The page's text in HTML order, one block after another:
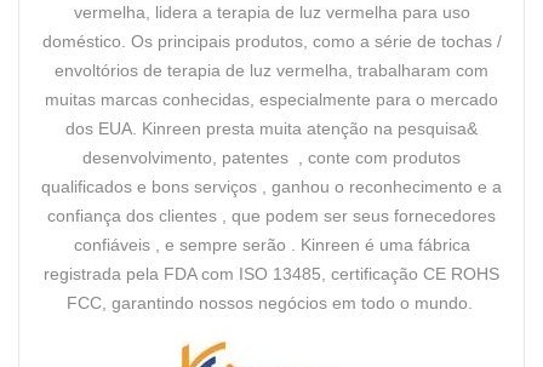
vermelha, lidera a terapia de luz vermelha para uso
doméstico. Os principais produtos, como a série de tochas /
envoltórios de terapia de luz vermelha, trabalharam com
muitas marcas conhecidas, especialmente para o mercado
dos EUA. Kinreen presta muita atenção na pesquisa&
desenvolvimento, patentes , conte com produtos
qualificados e bons serviços , ganhou o reconhecimento e a
confiança dos clientes , que podem ser seus fornecedores
confiáveis ​​, e sempre serão . Kinreen é uma fábrica
registrada pela FDA com ISO 13485, certificação CE ROHS
FCC, garantindo nossos negócios em todo o mundo.